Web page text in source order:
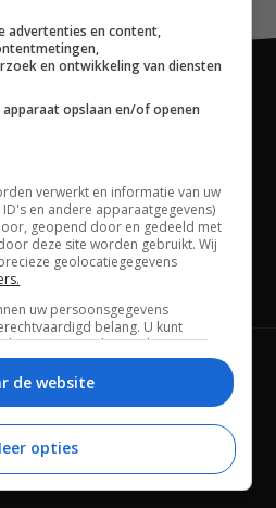
advertenties en content,
en ontwikkeling van diensten
opslaan en/of openen
verwerkt en informatie van uw
en andere apparaatgegevens)
geopend door en gedeeld met
deze site worden gebruikt. Wij
geolocatiegegevens
uw persoonsgegevens
belang. U kunt
door uw opties hieronder te
pagina of in het sitemenu naar
te beheren of in te trekken via de
de website
opties